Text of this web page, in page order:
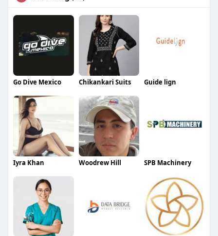
Go Dive Mexico Chikankari Suits Guide lign
Iyra Khan Woodrew Hill SPB Machinery